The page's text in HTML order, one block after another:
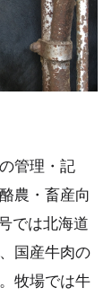
管理・記
農・畜産向
では北海道
国産牛肉の
牧場では牛